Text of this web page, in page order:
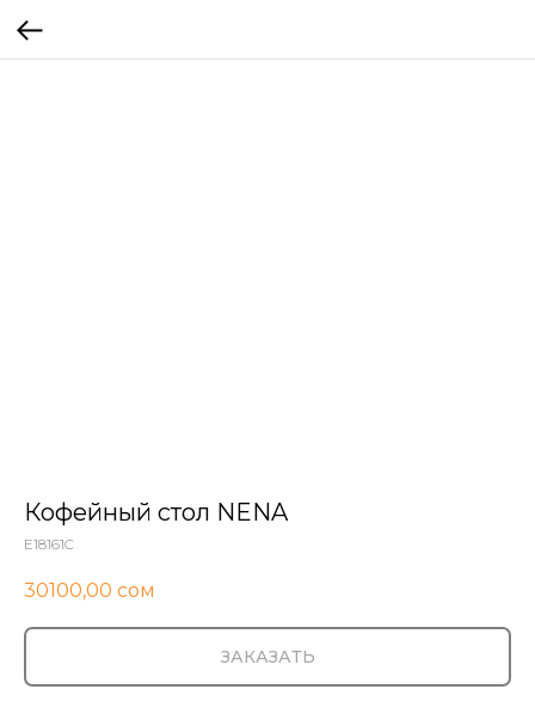
Кофейный стол NENA
E18161C
30100,00 сом
ЗАКАЗАТЬ